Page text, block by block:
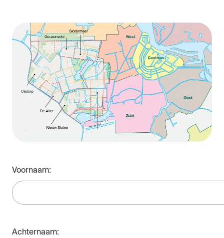
Voornaam:
Achternaam: